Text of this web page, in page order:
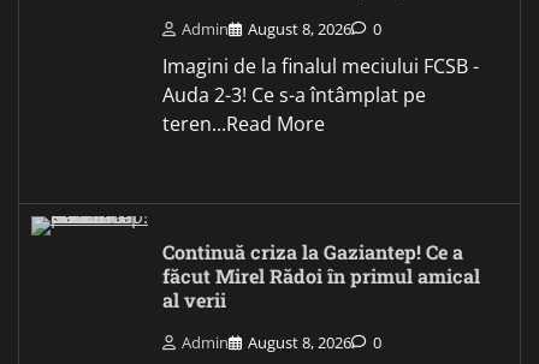
Admin August 8, 2026 0
Imagini de la finalul meciului FCSB -
Auda 2-3! Ce s-a întâmplat pe
teren...Read More
Continuă criza la Gaziantep! Ce a
făcut Mirel Rădoi în primul amical
al verii
Admin August 8, 2026 0